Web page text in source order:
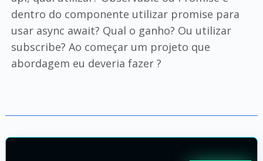
dentro do componente utilizar promise para
usar async await? Qual o ganho? Ou utilizar
subscribe? Ao começar um projeto que
abordagem eu deveria fazer ?